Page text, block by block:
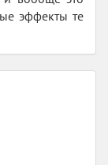
эффекты те